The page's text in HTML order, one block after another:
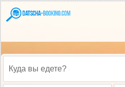
Куда вы едете?